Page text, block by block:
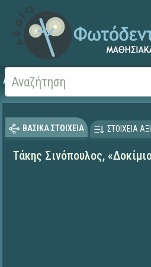
Αρχική
ΒΑΣΙΚΑ ΣΤΟΙΧΕΙΑ ΣΤΟΙΧΕΙΑ
Τάκης Σινόπουλος,